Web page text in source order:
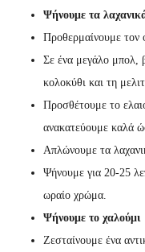
Ψήνουμε τα
Προθερμαίνουμε τον
Σε ένα μεγάλο μπολ,
κολοκύθι και τη
Προσθέτουμε το
ανακατεύουμε καλά
Απλώνουμε τα
Ψήνουμε για 20-25
ωραίο χρώμα.
Ψήνουμε το χαλούμι
Ζεσταίνουμε ένα